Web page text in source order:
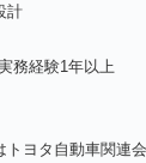
計
務経験1年以上
トヨタ自動車関連